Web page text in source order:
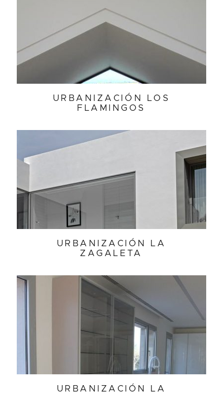
URBANIZACIÓN LOS
FLAMINGOS
URBANIZACIÓN LA
ZAGALETA
URBANIZACIÓN LA